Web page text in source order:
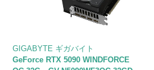
GIGABYTE ギガバイト
GeForce RTX 5090 WINDFORCE